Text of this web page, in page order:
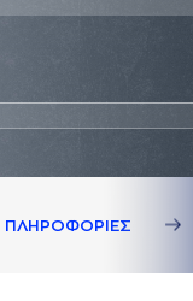
ΠΛΗΡΟΦΟΡΙΕΣ